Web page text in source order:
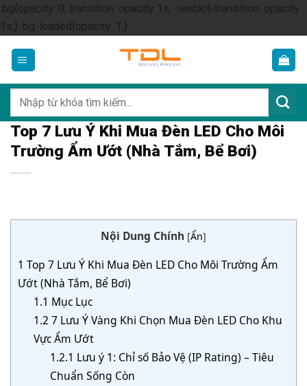
.bg{opacity: 0; transition: opacity 1s; -webkit-transition: opacity
1s;} .bg-loaded{opacity: 1;}Skip
content
kiếm:
Top 7 Lưu Ý Khi Mua Đèn LED Cho Môi
Trường Ẩm Ướt (Nhà Tắm, Bể Bơi)
Nội Dung Chính [Ẩn]
1 Top 7 Lưu Ý Khi Mua Đèn LED Cho Môi Trường Ẩm
Ướt (Nhà Tắm, Bể Bơi)
1.1 Mục Lục
1.2 7 Lưu Ý Vàng Khi Chọn Mua Đèn LED Cho Khu
Vực Ẩm Ướt
1.2.1 Lưu ý 1: Chỉ số Bảo Vệ (IP Rating) – Tiêu
Chuẩn Sống Còn